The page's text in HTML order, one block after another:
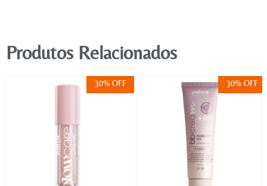
Produtos Relacionados
30% OFF 30% OFF